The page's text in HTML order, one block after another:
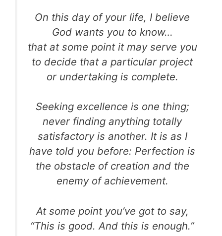
On this day of your life, I believe
God wants you to know…
that at some point it may serve you
to decide that a particular project
or undertaking is complete.
Seeking excellence is one thing;
never finding anything totally
satisfactory is another. It is as I
have told you before: Perfection is
the obstacle of creation and the
enemy of achievement.
At some point you’ve got to say,
“This is good. And this is enough.”